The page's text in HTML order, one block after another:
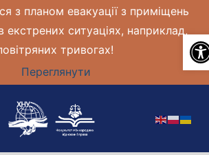
з планом евакуації з приміщень
екстрених ситуаціях, наприклад,
тривогах!
Переглянути